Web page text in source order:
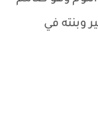
وبنته في